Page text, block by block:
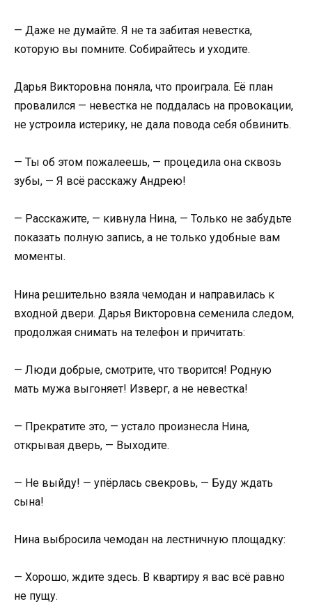
— Даже не думайте. Я не та забитая невестка,
которую вы помните. Собирайтесь и уходите.
Дарья Викторовна поняла, что проиграла. Её план
провалился — невестка не поддалась на провокации,
не устроила истерику, не дала повода себя обвинить.
— Ты об этом пожалеешь, — процедила она сквозь
зубы, — Я всё расскажу Андрею!
— Расскажите, — кивнула Нина, — Только не забудьте
показать полную запись, а не только удобные вам
моменты.
Нина решительно взяла чемодан и направилась к
входной двери. Дарья Викторовна семенила следом,
продолжая снимать на телефон и причитать:
— Люди добрые, смотрите, что творится! Родную
мать мужа выгоняет! Изверг, а не невестка!
— Прекратите это, — устало произнесла Нина,
открывая дверь, — Выходите.
— Не выйду! — упёрлась свекровь, — Буду ждать
сына!
Нина выбросила чемодан на лестничную площадку:
— Хорошо, ждите здесь. В квартиру я вас всё равно
не пущу.